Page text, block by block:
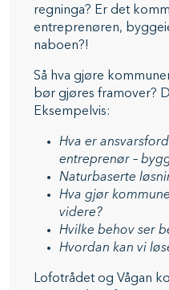
regninga? Er det
entreprenøren,
naboen?!
Så hva gjøre
bør gjøres framover?
Eksempelvis:
Hva er
entreprenør –
Naturbaserte
Hva gjør
videre?
Hvilke behov ser
Hvordan kan vi
Lofotrådet og Vågan